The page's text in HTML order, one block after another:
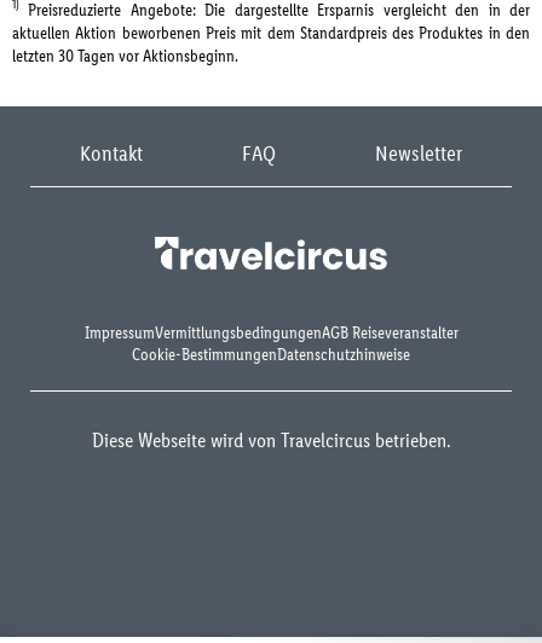
1) Preisreduzierte Angebote: Die dargestellte Ersparnis vergleicht den in der
aktuellen Aktion beworbenen Preis mit dem Standardpreis des Produktes in den
letzten 30 Tagen vor Aktionsbeginn.
Kontakt FAQ Newsletter
ImpressumVermittlungsbedingungenAGB Reiseveranstalter
Cookie-BestimmungenDatenschutzhinweise
Diese Webseite wird von Travelcircus betrieben.